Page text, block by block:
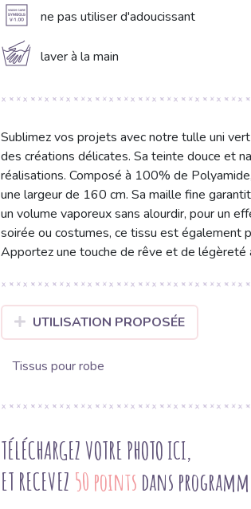
A ne pas utiliser d'adoucissant
c laver à la main
Sublimez vos projets avec notre tulle uni
des créations délicates. Sa teinte douce et
réalisations. Composé à 100% de
une largeur de 160 cm. Sa maille fine
un volume vaporeux sans alourdir, pour un
soirée ou costumes, ce tissu est également
Apportez une touche de rêve et de légèreté
UTILISATION PROPOSÉE
Tissus pour robe
TÉLÉCHARGEZ VOTRE PHOTO ICI,
ET RECEVEZ 50 points dans